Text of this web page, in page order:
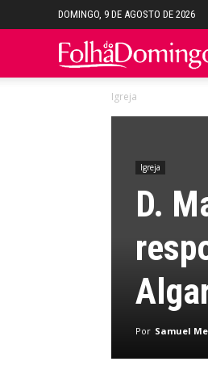
DOMINGO, 9 DE AGOSTO DE 2026
Igreja
Igreja
D.
Por Samuel